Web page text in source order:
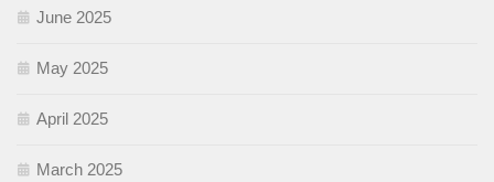
June 2025
May 2025
April 2025
March 2025